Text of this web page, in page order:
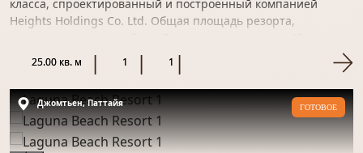
лучший вариант под ваш запрос!
класса, спроектированный и построенный компанией
Heights Holdings Co. Ltd. Общая площадь резорта,
м². Локоничный фа...
25.00 кв. м 1 1
Джомтьен, Паттайя ГОТОВОЕ